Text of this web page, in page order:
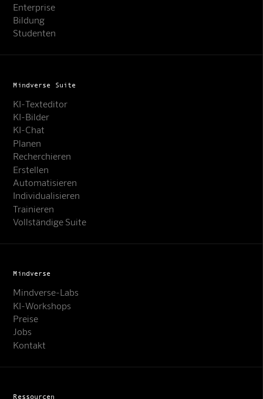
Enterprise
Bildung
Studenten
Mindverse Suite
KI-Texteditor
KI-Bilder
KI-Chat
Planen
Recherchieren
Erstellen
Automatisieren
Individualisieren
Trainieren
Vollständige Suite
Mindverse
Mindverse-Labs
KI-Workshops
Preise
Jobs
Kontakt
Ressourcen